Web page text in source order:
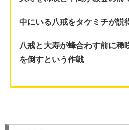
中にいる八戒をタケミチが説
八戒と大寿が蜂合わす前に稀
を倒すという作戦